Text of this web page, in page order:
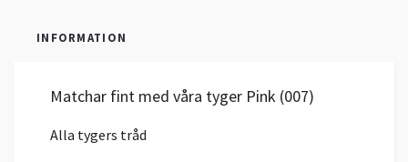
INFORMATION
Matchar fint med våra tyger Pink (007)
Alla tygers tråd